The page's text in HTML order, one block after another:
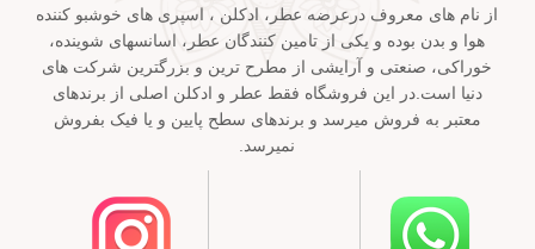
از نام های معروف درعرضه عطر، ادکلن ، اسپری های خوشبو کننده
هوا و بدن بوده و یکی از تامین کنندگان عطر، اسانسهای شوینده،
خوراکی، صنعتی و آرایشی از مطرح ترین و بزرگترین شرکت های
دنیا است.در این فروشگاه فقط عطر و ادکلن اصلی از برندهای
معتبر به فروش میرسد و برندهای سطح پایین و یا فیک بفروش
نمیرسد.